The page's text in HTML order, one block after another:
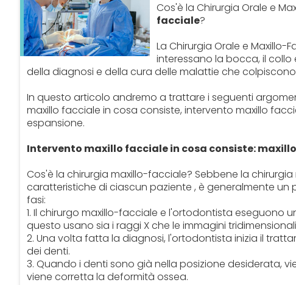
Cos'è la Chirurgia Orale e
facciale?
La Chirurgia Orale e
interessano la bocca, il collo
della diagnosi e della cura delle malattie che
In questo articolo andremo a trattare i seguenti
maxillo facciale in cosa consiste, intervento maxillo
espansione.
Intervento maxillo facciale in cosa consiste:
Cos'è la chirurgia maxillo-facciale? Sebbene la
caratteristiche di ciascun paziente , è generalmente
fasi:
1. Il chirurgo maxillo-facciale e l'ortodontista eseguono
questo usano sia i raggi X che le immagini
2. Una volta fatta la diagnosi, l'ortodontista inizia il
dei denti.
3. Quando i denti sono già nella posizione desiderata,
viene corretta la deformità ossea.